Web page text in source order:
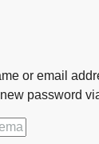
or email
password